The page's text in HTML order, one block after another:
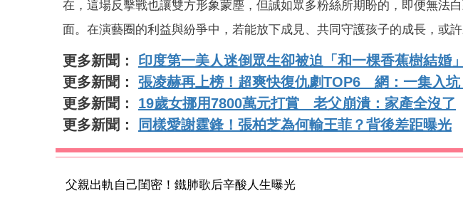
在，這場反擊戰也讓雙方形象蒙塵，但誠如眾多粉絲所期盼的，即便無法
面。在演藝圈的利益與紛爭中，若能放下成見、共同守護孩子的成長，或
更多新聞： 印度第一美人迷倒眾生卻被迫「和一棵香蕉樹結
更多新聞： 張凌赫再上榜！超爽快復仇劇TOP6 網：一集入坑
更多新聞： 19歲女挪用7800萬元打賞 老父崩潰：家產全沒了
更多新聞：
同樣愛謝霆鋒！張柏芝為何輸王菲？背後差距曝光
父親出軌自己閨密！鐵肺歌后辛酸人生曝光